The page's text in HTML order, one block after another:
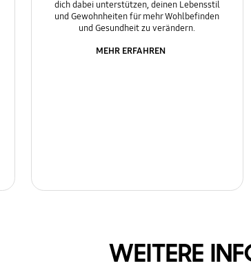
dich dabei unterstützen, deinen Lebensstil
und Gewohnheiten für mehr Wohlbefinden
und Gesundheit zu verändern.
MEHR ERFAHREN
WEITERE